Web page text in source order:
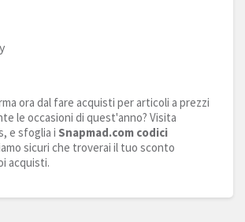
ora dal fare acquisti per articoli a prezzi
le occasioni di quest'anno? Visita
e sfoglia i Snapmad.com codici
sicuri che troverai il tuo sconto
acquisti.